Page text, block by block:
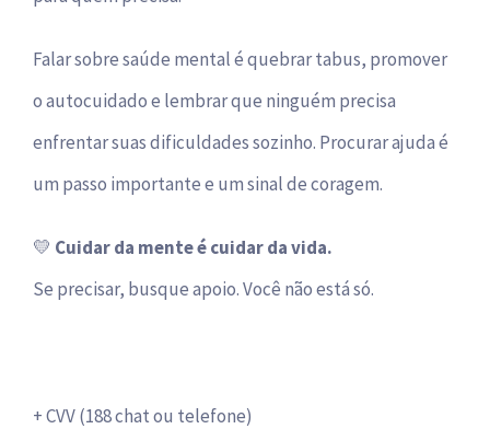
Falar sobre saúde mental é quebrar tabus, promover
o autocuidado e lembrar que ninguém precisa
enfrentar suas dificuldades sozinho. Procurar ajuda é
um passo importante e um sinal de coragem.
💛 Cuidar da mente é cuidar da vida.
Se precisar, busque apoio. Você não está só.
+ CVV (188 chat ou telefone)